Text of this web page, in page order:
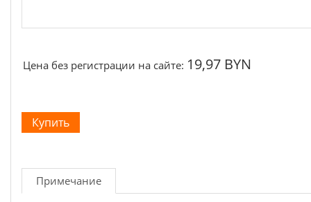
Цена без регистрации на сайте: 19,97 BYN
Примечание